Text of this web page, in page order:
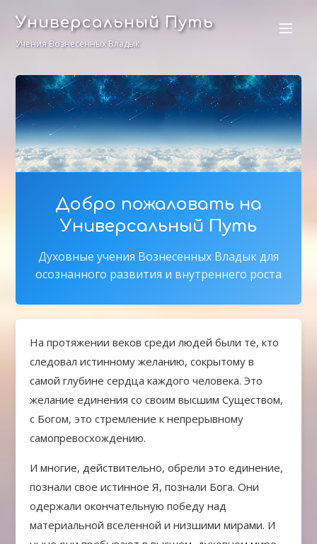
Универсальный Путь
Учения Вознесенных Владык
Добро пожаловать на
Универсальный Путь
Духовные учения Вознесенных Владык для
осознанного развития и внутреннего роста
На протяжении веков среди людей были те, кто
следовал истинному желанию, сокрытому в
самой глубине сердца каждого человека. Это
желание единения со своим высшим Существом,
с Богом, это стремление к непрерывному
самопревосхождению.
И многие, действительно, обрели это единение,
познали свое истинное Я, познали Бога. Они
одержали окончательную победу над
материальной вселенной и низшими мирами. И